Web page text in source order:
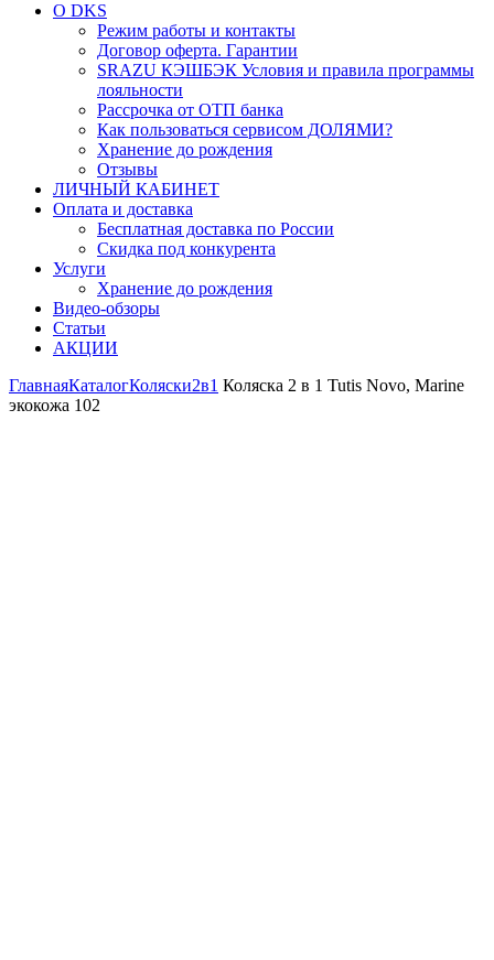
О DKS
Режим работы и контакты
Договор оферта. Гарантии
SRAZU КЭШБЭК Условия и правила программы
лояльности
Рассрочка от ОТП банка
Как пользоваться сервисом ДОЛЯМИ?
Хранение до рождения
Отзывы
ЛИЧНЫЙ КАБИНЕТ
Оплата и доставка
Бесплатная доставка по России
Скидка под конкурента
Услуги
Хранение до рождения
Видео-обзоры
Статьи
АКЦИИ
ГлавнаяКаталогКоляски2в1 Коляска 2 в 1 Tutis Novo, Marine
экокожа 102